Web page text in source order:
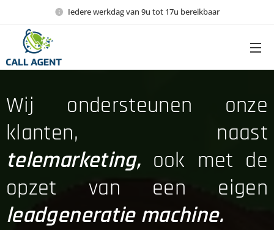
Iedere werkdag van 9u tot 17u bereikbaar
Wij ondersteunen onze
klanten, naast
telemarketing, ook met de
opzet van een eigen
leadgeneratie machine.